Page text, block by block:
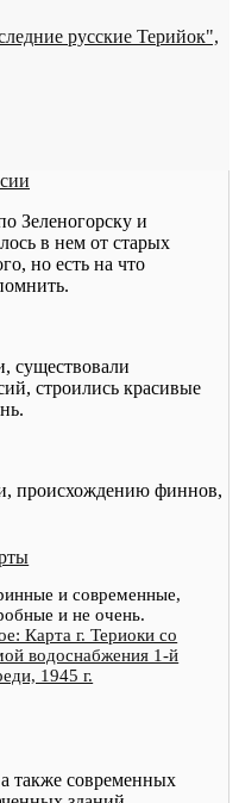
русские Терийок",
Зеленогорску и
в нем от старых
но есть на что
существовали
строились красивые
происхождению финнов,
и современные,
и не очень.
Карта г. Териоки со
водоснабжения 1-й
1945 г.
также современных